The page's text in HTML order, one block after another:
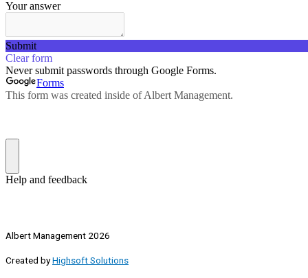
Albert Management 2026
Created byHighsoft Solutions